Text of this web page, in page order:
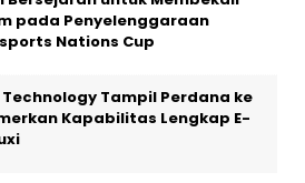
pada Penyelenggaraan
Nations Cup
Tampil Perdana ke
Kapabilitas Lengkap E-